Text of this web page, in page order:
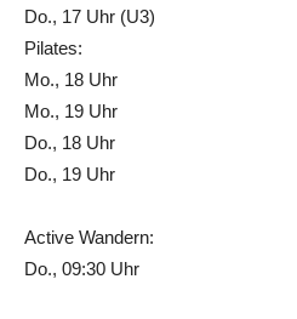
Do., 17 Uhr (U3)
Pilates:
Mo., 18 Uhr
Mo., 19 Uhr
Do., 18 Uhr
Do., 19 Uhr
Active Wandern:
Do., 09:30 Uhr